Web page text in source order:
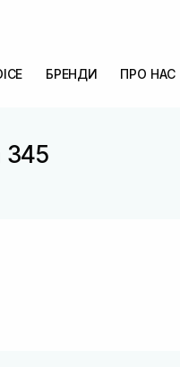
БРЕНДИ ПРО НАС
345